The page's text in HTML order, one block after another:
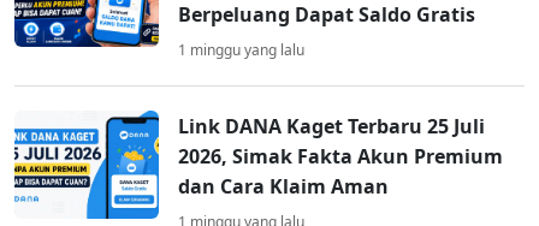
Berpeluang Dapat Saldo Gratis
1 minggu yang lalu
Link DANA Kaget Terbaru 25 Juli
2026, Simak Fakta Akun Premium
dan Cara Klaim Aman